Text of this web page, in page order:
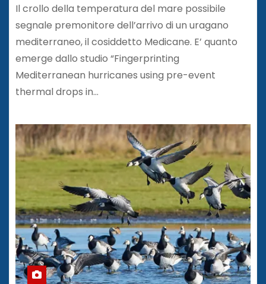
Il crollo della temperatura del mare possibile
segnale premonitore dell’arrivo di un uragano
mediterraneo, il cosiddetto Medicane. E’ quanto
emerge dallo studio “Fingerprinting
Mediterranean hurricanes using pre-event
thermal drops in…